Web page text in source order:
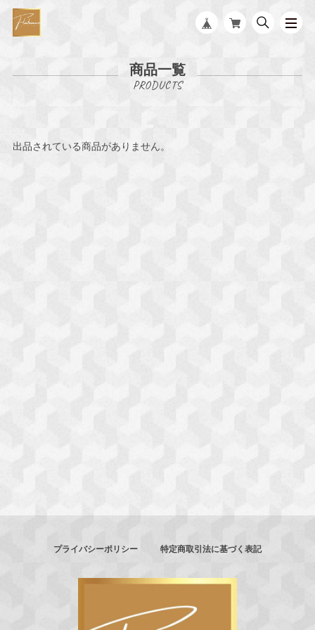
商品一覧
出品されている商品がありません。
プライバシーポリシー 特定商取引法に基づく表記